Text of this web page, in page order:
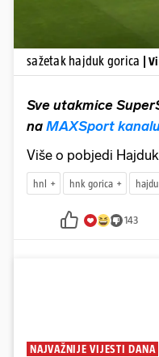
sažetak hajduk gorica |
Sve utakmice
na MAXSport
Više o pobjedi
hnl hnk gorica
143
NAJVAŽNIJE VIJESTI DANA